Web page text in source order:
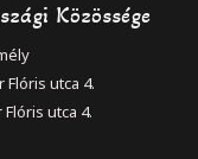
Közössége
Flóris utca 4.
utca 4.